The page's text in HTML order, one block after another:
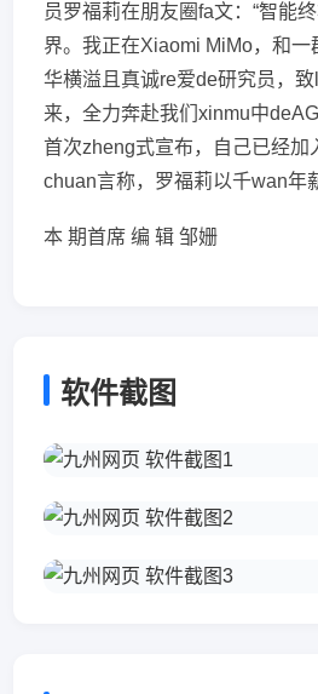
员罗福莉在朋友圈fa文：“智能
界。我正在Xiaomi MiMo，和一
华横溢且真诚re爱de研究员，
来，全力奔赴我们xinmu中
首次zheng式宣布，自己已经加
chuan言称，罗福莉以千wan年
本 期首席 编 辑 邹姗
软件截图